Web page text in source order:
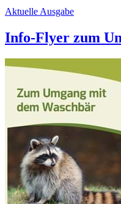
Aktuelle Ausgabe
Info-Flyer zum